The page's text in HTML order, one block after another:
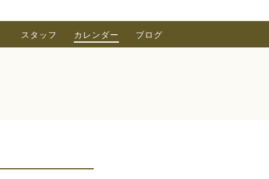
スタッフ カレンダー ブログ